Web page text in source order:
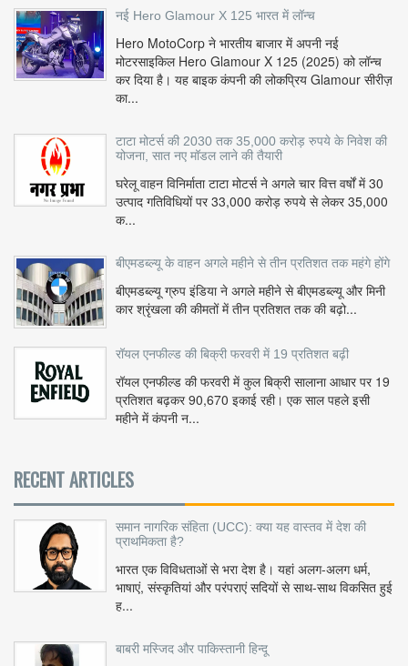
नई Hero Glamour X 125 भारत में लॉन्च
Hero MotoCorp ने भारतीय बाजार में अपनी नई
मोटरसाइकिल Hero Glamour X 125 (2025) को लॉन्च
कर दिया है। यह बाइक कंपनी की लोकप्रिय Glamour सीरीज़
का...
टाटा मोटर्स की 2030 तक 35,000 करोड़ रुपये के निवेश की
योजना, सात नए मॉडल लाने की तैयारी
घरेलू वाहन विनिर्माता टाटा मोटर्स ने अगले चार वित्त वर्षों में 30
उत्पाद गतिविधियों पर 33,000 करोड़ रुपये से लेकर 35,000
क...
बीएमडब्ल्यू के वाहन अगले महीने से तीन प्रतिशत तक महंगे होंगे
बीएमडब्ल्यू ग्रुप इंडिया ने अगले महीने से बीएमडब्ल्यू और मिनी
कार श्रृंखला की कीमतों में तीन प्रतिशत तक की बढ़ो...
रॉयल एनफील्ड की बिक्री फरवरी में 19 प्रतिशत बढ़ी
रॉयल एनफील्ड की फरवरी में कुल बिक्री सालाना आधार पर 19
प्रतिशत बढ़कर 90,670 इकाई रही। एक साल पहले इसी
महीने में कंपनी न...
RECENT ARTICLES
समान नागरिक संहिता (UCC): क्या यह वास्तव में देश की
प्राथमिकता है?
भारत एक विविधताओं से भरा देश है। यहां अलग-अलग धर्म,
भाषाएं, संस्कृतियां और परंपराएं सदियों से साथ-साथ विकसित हुई
ह...
बाबरी मस्जिद और पाकिस्तानी हिन्दू